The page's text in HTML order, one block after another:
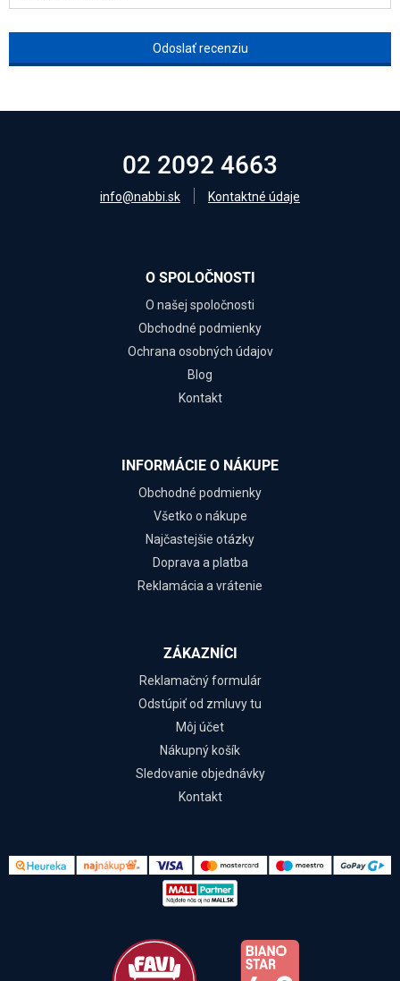
02 2092 4663
info@nabbi.sk Kontaktné údaje
O SPOLOČNOSTI
O našej spoločnosti
Obchodné podmienky
Ochrana osobných údajov
Blog
Kontakt
INFORMÁCIE O NÁKUPE
Obchodné podmienky
Všetko o nákupe
Najčastejšie otázky
Doprava a platba
Reklamácia a vrátenie
ZÁKAZNÍCI
Reklamačný formulár
Odstúpiť od zmluvy tu
Môj účet
Nákupný košík
Sledovanie objednávky
Kontakt